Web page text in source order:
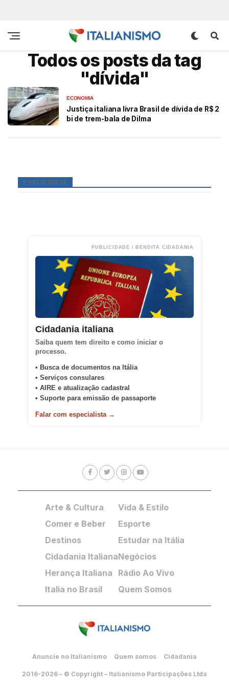
Todos os posts da tag
"dívida"
ECONOMIA
Justiça italiana livra Brasil de dívida de R$ 2
bi de trem-bala de Dilma
PUBLICIDADE
PUBLICIDADE / BENDITA CIDADANIA
Cidadania italiana
Saiba quem tem direito e como iniciar o
processo.
• Busca de documentos na Itália
• Serviços consulares
• AIRE e atualização cadastral
• Suporte para emissão de passaporte
Falar com especialista →
Arte & Cultura
Comer e Beber
Destinos
Cidadania Italiana
Herança Italiana
Italia no Brasil
Vida & Estilo
Esporte
Estudar na Itália
Negócios
Rádio Ao Vivo
Quem Somos
Anuncie no Italianismo Quem somos Cidadania
2016-2026 – © Copyright – Italianismo Participações Ltda